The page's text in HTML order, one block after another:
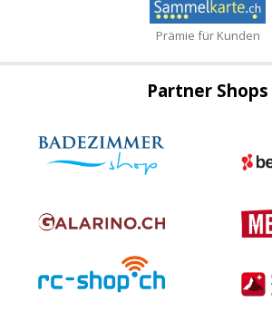
Prämie für Kunden
Partner Shops